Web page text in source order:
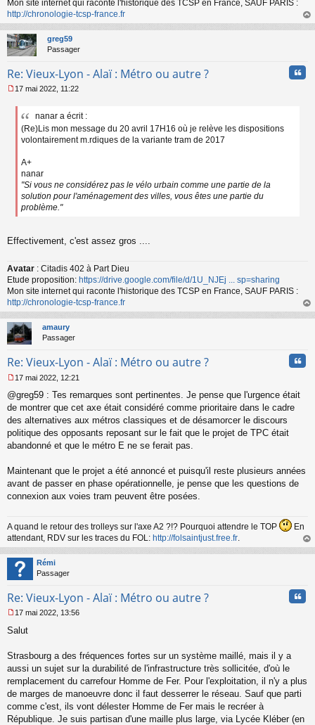
Mon site internet qui raconte l'historique des TCSP en France, SAUF PARIS :
http://chronologie-tcsp-france.fr
au
greg59
Passager
Re: Vieux-Lyon - Alaï : Métro ou autre ?
e
17 mai 2022, 11:22
nanar a écrit :
(Re)Lis mon message du 20 avril 17H16 où je relève les dispositions
volontairement m.rdiques de la variante tram de 2017
A+
nanar
"Si vous ne considérez pas le vélo urbain comme une partie de la
solution pour l'aménagement des villes, vous êtes une partie du
problème."
Effectivement, c'est assez gros ....
Avatar : Citadis 402 à Part Dieu
Etude proposition: https://drive.google.com/file/d/1U_NJEj ... sp=sharing
Mon site internet qui raconte l'historique des TCSP en France, SAUF PARIS :
http://chronologie-tcsp-france.fr
au
amaury
Passager
Re: Vieux-Lyon - Alaï : Métro ou autre ?
e
s
s
a
g
e
o
n
u
17 mai 2022, 12:21
@greg59 : Tes remarques sont pertinentes. Je pense que l'urgence était
de montrer que cet axe était considéré comme prioritaire dans le cadre
des alternatives aux métros classiques et de désamorcer le discours
politique des opposants reposant sur le fait que le projet de TPC était
abandonné et que le métro E ne se ferait pas.
Maintenant que le projet a été annoncé et puisqu'il reste plusieurs années
avant de passer en phase opérationnelle, je pense que les questions de
connexion aux voies tram peuvent être posées.
A quand le retour des trolleys sur l'axe A2 ?!? Pourquoi attendre le TOP
En
attendant, RDV sur les traces du FOL: http://folsaintjust.free.fr
au
Rémi
Passager
Re: Vieux-Lyon - Alaï : Métro ou autre ?
e
s
g
e
n
o
n
17 mai 2022, 13:56
Salut
Strasbourg a des fréquences fortes sur un système maillé, mais il y a
aussi un sujet sur la durabilité de l'infrastructure très sollicitée, d'où le
remplacement du carrefour Homme de Fer. Pour l'exploitation, il n'y a plus
de marges de manoeuvre donc il faut desserrer le réseau. Sauf que parti
comme c'est, ils vont délester Homme de Fer mais le recréer à
République. Je suis partisan d'une maille plus large, via Lycée Kléber (en